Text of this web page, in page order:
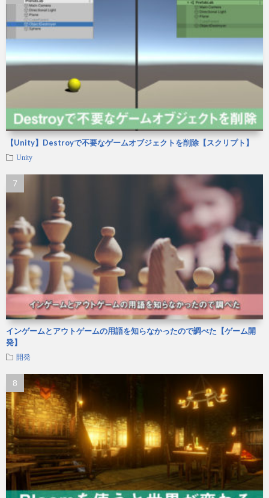
【Unity】Destroyで不要なゲームオブジェクトを削除【スクリプト】
Unity
インゲームとアウトゲームの用語を知らなかったので調べた【ゲーム開
発】
開発